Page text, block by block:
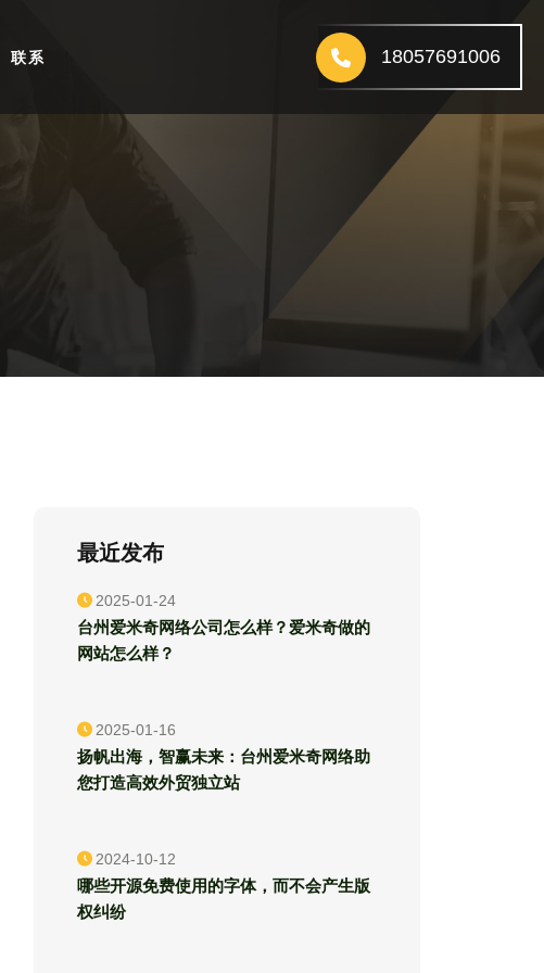
联系 18057691006
最近发布
2025-01-24
台州爱米奇网络公司怎么样？爱米奇做的
网站怎么样？
2025-01-16
扬帆出海，智赢未来：台州爱米奇网络助
您打造高效外贸独立站
2024-10-12
哪些开源免费使用的字体，而不会产生版
权纠纷